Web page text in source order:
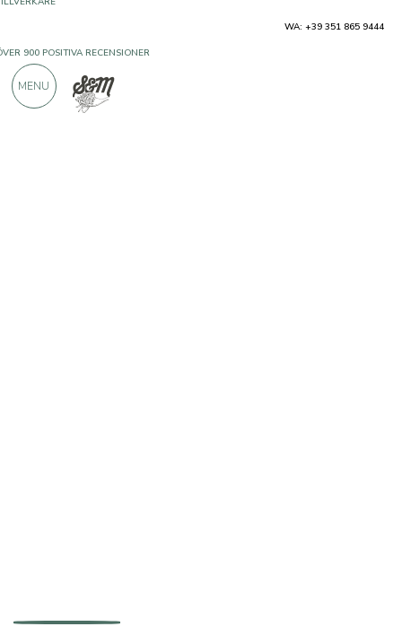
WA: +39 351 865 9444
MENU